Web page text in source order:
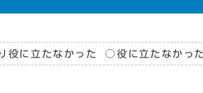
役に立たなかった 役に立たなかった